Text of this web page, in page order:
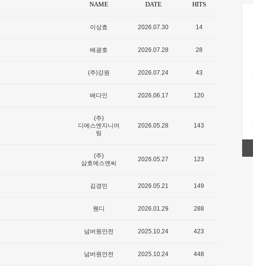
NAME DATE HITS
이상효 2026.07.30 14
배광호 2026.07.28 28
(주)강원 2026.07.24 43
배다인 2026.06.17 120
(주)
디에스엔지니어
링
2026.05.28 143
(주)
삼호에스엔씨
2026.05.27 123
김경민 2026.05.21 149
웬디 2026.01.29 288
넘버원안전 2025.10.24 423
넘버원안전 2025.10.24 448